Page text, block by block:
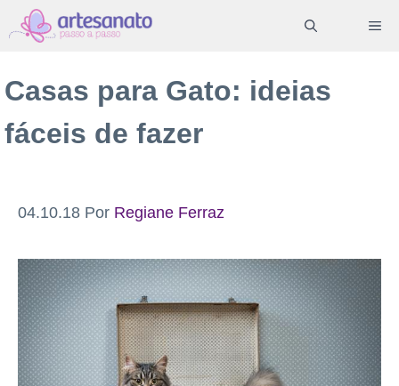
Pular
para
conteúdo
Casas para Gato: ideias
fáceis de fazer
04.10.18 Por Regiane Ferraz